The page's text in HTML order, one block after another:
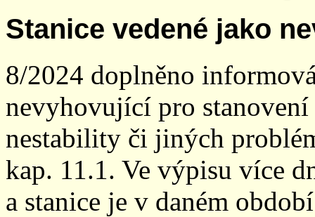
Stanice vedené jako
8/2024 doplněno
nevyhovující pro
nestability či jiných
kap. 11.1. Ve výpisu více
a stanice je v daném